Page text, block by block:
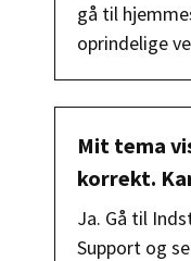
gå til
oprindelige
Mit tema
korrekt.
Ja. Gå til
Support og